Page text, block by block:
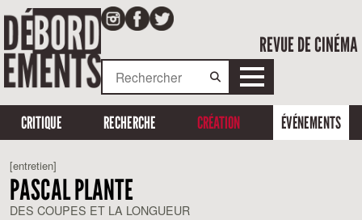
REVUE DE CINÉMA
CRITIQUE RECHERCHE CRÉATION ÉVÉNEMENTS
[entretien]
PASCAL PLANTE
DES COUPES ET LA LONGUEUR